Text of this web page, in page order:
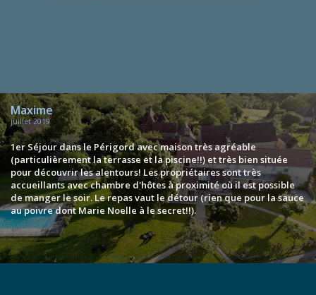
Maxime
juillet 2019
1er Séjour dans le Périgord avec maison très agréable
(particulièrement la terrasse et la piscine!!) et très bien située
pour découvrir les alentours! Les propriétaires sont très
accueillants avec chambre d'hôtes à proximité où il est possible
de manger le soir. Le repas vaut le détour (rien que pour la sauce
au poivre dont Marie Noelle à le secret!!).